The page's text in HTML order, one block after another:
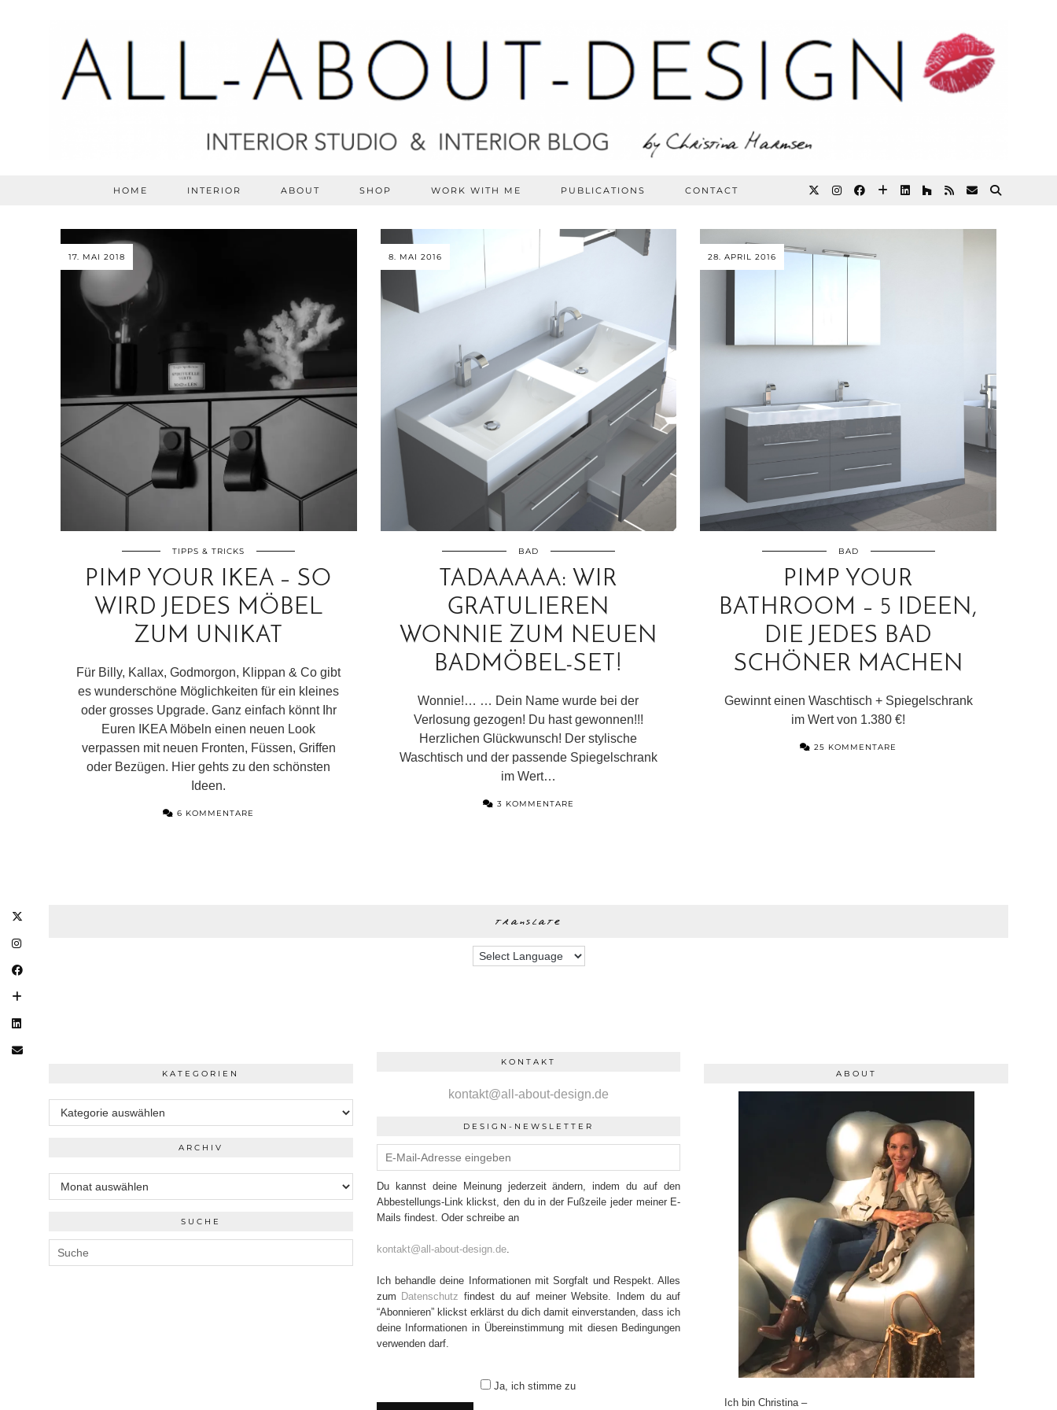
HOME INTERIOR ABOUT SHOP WORK WITH ME PUBLICATIONS CONTACT
17. MAI 2018
TIPPS & TRICKS
PIMP YOUR IKEA – SO
WIRD JEDES MÖBEL
ZUM UNIKAT
Für Billy, Kallax, Godmorgon, Klippan & Co gibt
es wunderschöne Möglichkeiten für ein kleines
oder grosses Upgrade. Ganz einfach könnt Ihr
Euren IKEA Möbeln einen neuen Look
verpassen mit neuen Fronten, Füssen, Griffen
oder Bezügen. Hier gehts zu den schönsten
Ideen.
6 KOMMENTARE
8. MAI 2016
BAD
TADAAAAA: WIR
GRATULIEREN
WONNIE ZUM NEUEN
BADMÖBEL-SET!
Wonnie!… … Dein Name wurde bei der
Verlosung gezogen! Du hast gewonnen!!!
Herzlichen Glückwunsch! Der stylische
Waschtisch und der passende Spiegelschrank
im Wert…
3 KOMMENTARE
28. APRIL 2016
BAD
PIMP YOUR
BATHROOM – 5 IDEEN,
DIE JEDES BAD
SCHÖNER MACHEN
Gewinnt einen Waschtisch + Spiegelschrank
im Wert von 1.380 €!
25 KOMMENTARE
translate
KATEGORIEN
Kategorien
ARCHIV
Archiv
SUCHE
KONTAKT
kontakt@all-about-design.de
DESIGN-NEWSLETTER
Du kannst deine Meinung jederzeit ändern, indem du auf den
Abbestellungs-Link klickst, den du in der Fußzeile jeder meiner E-
Mails findest. Oder schreibe an
kontakt@all-about-design.de.
Ich behandle deine Informationen mit Sorgfalt und Respekt. Alles
zum Datenschutz findest du auf meiner Website. Indem du auf
“Abonnieren” klickst erklärst du dich damit einverstanden, dass ich
deine Informationen in Übereinstimmung mit diesen Bedingungen
verwenden darf.
Ja, ich stimme zu
ABOUT
Ich bin Christina –